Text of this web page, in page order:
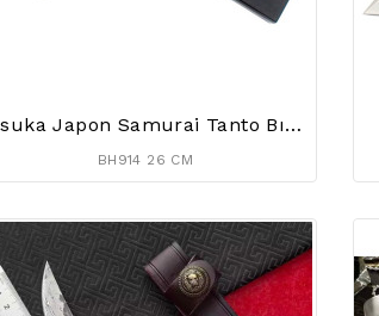
Asuka Japon Samurai Tanto Bıçağı Damascus
BH914 26 CM